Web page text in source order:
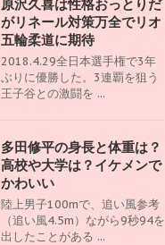
原沢久喜は性格おっとりだ
がリネール対策万全でリオ
五輪柔道に期待
2018.4.29全日本選手権で3年
ぶりに優勝した。3連覇を狙う
王子谷との激闘を ...
多田修平の身長と体重は？
高校や大学は？イケメンで
かわいい
陸上男子100mで、追い風参考
（追い風4.5m）ながら9秒94を
出したことがある ...